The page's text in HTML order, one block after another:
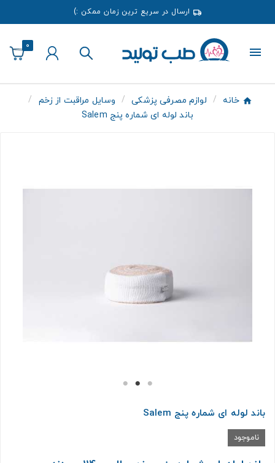
ارسال در سریع ترین زمان ممکن :)
0
خانه لوازم مصرفی پزشکی
وسایل مراقبت از زخم
باند لوله ای شماره پنج Salem
باند لوله ای شماره پنج Salem
ناموجود